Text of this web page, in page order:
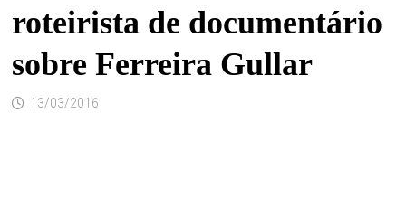
roteirista de documentário
sobre Ferreira Gullar
13/03/2016